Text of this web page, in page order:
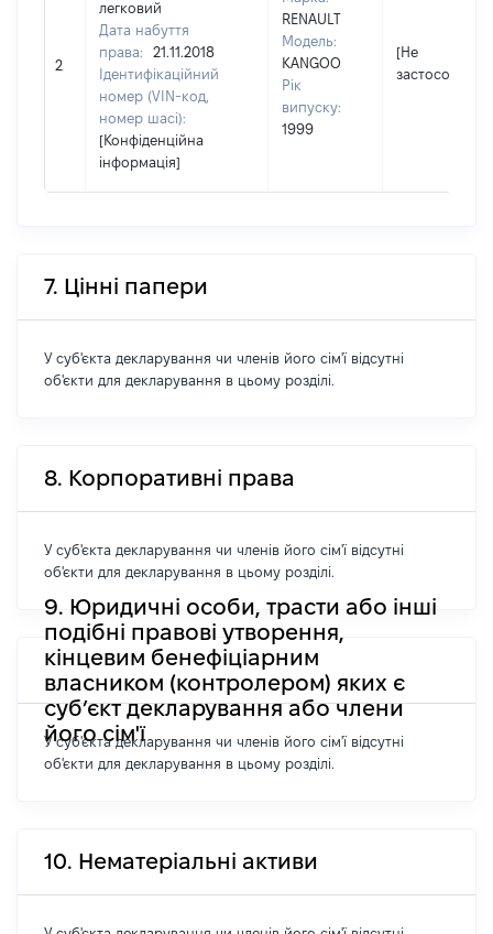
2
легковий
Дата набуття
права:
21.11.2018
Ідентифікаційний
номер (VIN-код,
номер шасі):
[Конфіденційна
інформація]
RENAULT
Модель:
KANGOO
Рік
випуску:
1999
[Не
7. Цінні папери
У суб'єкта декларування чи членів його сім'ї відсутні
об'єкти для декларування в цьому розділі.
8. Корпоративні права
У суб'єкта декларування чи членів його сім'ї відсутні
об'єкти для декларування в цьому розділі.
9. Юридичні особи, трасти або інші
подібні правові утворення,
кінцевим бенефіціарним
власником (контролером) яких є
суб’єкт декларування або члени
його сім'ї
У суб'єкта декларування чи членів його сім'ї відсутні
об'єкти для декларування в цьому розділі.
10. Нематеріальні активи